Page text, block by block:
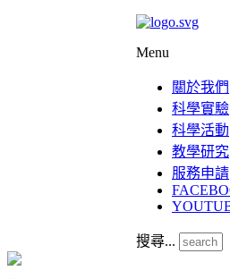
Menu
關於我們
科學實驗
科學活動
教學研究
服務申請
搜尋...